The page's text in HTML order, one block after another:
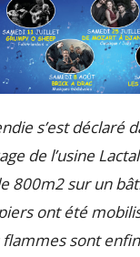
s’est déclaré
de l’usine
800m2 sur un
ont été
flammes sont